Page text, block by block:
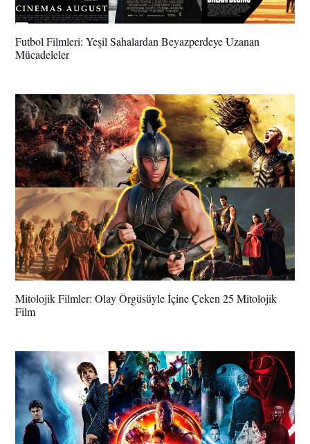
Futbol Filmleri: Yeşil Sahalardan Beyazperdeye Uzanan
Mücadeleler
Mitolojik Filmler: Olay Örgüsüyle İçine Çeken 25 Mitolojik
Film